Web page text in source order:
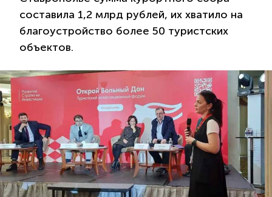
составила 1,2 млрд рублей, их хватило на
благоустройство более 50 туристских
объектов.